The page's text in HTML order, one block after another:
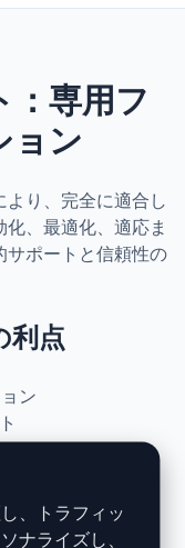
：専用フ
ョン
り、完全に適合し
、最適化、適応ま
サポートと信頼性の
利点
ン
、トラフィッ
ナライズし、